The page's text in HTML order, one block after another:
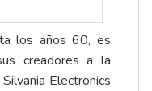
los años 60, es
creadores a la
Electronics